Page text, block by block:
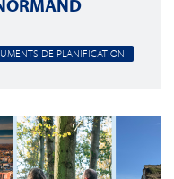
DE PLANIFICATION